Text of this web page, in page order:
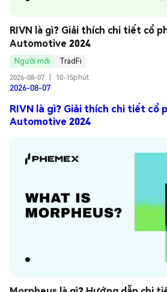
RIVN là gì? Giải thích chi tiết cổ
Automotive 2024
Người mới
TradFi
2026-08-07
10-15phút
2026-08-07
RIVN là gì? Giải thích chi tiết cổ
Automotive 2024